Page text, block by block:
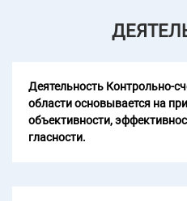
Деятельность Контрольно-
области основывается на
объективности,
гласности.